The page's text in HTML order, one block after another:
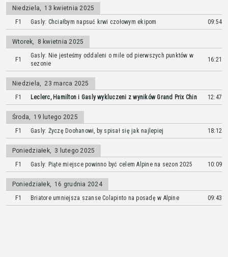
Niedziela, 13 kwietnia 2025
F1
Gasly: Chciałbym napsuć krwi czołowym ekipom 09:54
Wtorek, 8 kwietnia 2025
F1
Gasly: Nie jesteśmy oddaleni o mile od pierwszych punktów w
sezonie
16:21
Niedziela, 23 marca 2025
F1
Leclerc, Hamilton i Gasly wykluczeni z wyników Grand Prix Chin 12:47
Środa, 19 lutego 2025
F1
Gasly: Życzę Doohanowi, by spisał się jak najlepiej 18:12
Poniedziałek, 3 lutego 2025
F1
Gasly: Piąte miejsce powinno być celem Alpine na sezon 2025 10:09
Poniedziałek, 16 grudnia 2024
F1
Briatore umniejsza szanse Colapinto na posadę w Alpine 09:43